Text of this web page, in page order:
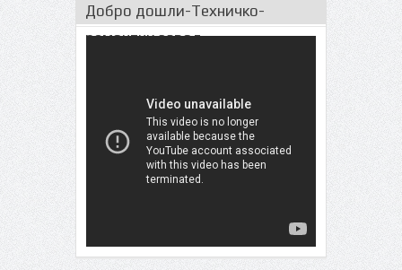
Добро дошли-Техничко-
ремонтни завод